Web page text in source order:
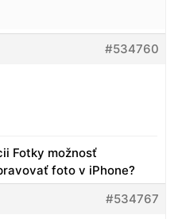
#534760
Fotky možnosť
foto v iPhone?
#534767